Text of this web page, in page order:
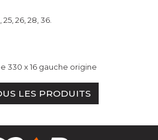
25, 26, 28, 36.
330 x 16 gauche origine
LES PRODUITS